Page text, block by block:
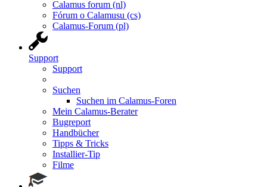
Calamus forum (nl)
Fórum o Calamusu (cs)
Calamus-Forum (pl)
Support
Support
Suchen
Suchen im Calamus-Foren
Mein Calamus-Berater
Bugreport
Handbücher
Tipps & Tricks
Installier-Tip
Filme